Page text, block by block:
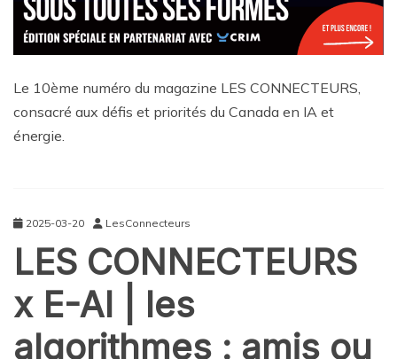
Le 10ème numéro du magazine LES CONNECTEURS,
consacré aux défis et priorités du Canada en IA et
énergie.
2025-03-20 LesConnecteurs
LES CONNECTEURS
x E-AI | les
algorithmes : amis ou